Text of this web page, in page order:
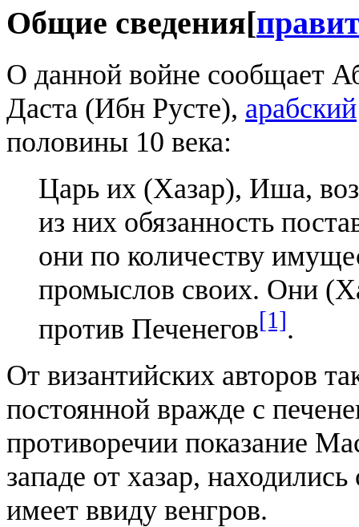
Общие сведения[
О данной войне сообщает
Даста (Ибн Русте), арабский
половины 10 века:
Царь их (Хазар), Иша,
из них обязанность
они по количеству
промыслов своих. Они
против Печенегов[1].
От византийских авторов
постоянной вражде с
противоречии показание
западе от хазар,
имеет ввиду венгров.